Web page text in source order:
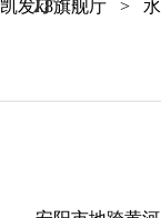
凯发k8旗舰厅 >